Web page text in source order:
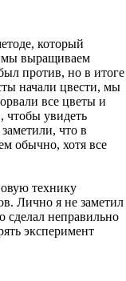
который
мы выращиваем
против, но в итоге
начали цвести, мы
все цветы и
чтобы увидеть
что в
обычно, хотя все
технику
Лично я не заметил
сделал неправильно
эксперимент